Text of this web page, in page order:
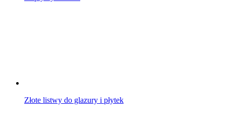
Złote listwy do glazury i płytek